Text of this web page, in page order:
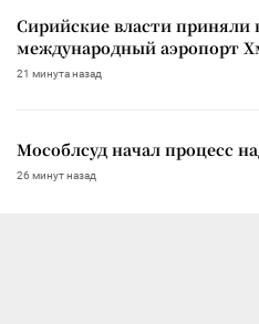
Сирийские власти приняли
международный аэропорт
21 минута назад
Мособлсуд начал процесс
26 минут назад